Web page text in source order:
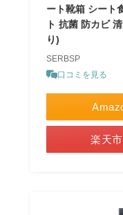
ート靴箱 シート
ト 抗菌 防カビ
り)
SERBSP
口コミを見る
楽天